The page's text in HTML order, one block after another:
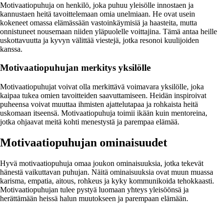
Motivaatiopuhuja on henkilö, joka puhuu yleisölle innostaen ja
kannustaen heitä tavoittelemaan omia unelmiaan. He ovat usein
kokeneet omassa elämässään vastoinkäymisiä ja haasteita, mutta
onnistuneet nousemaan niiden yläpuolelle voittajina. Tämä antaa heille
uskottavuutta ja kyvyn välittää viestejä, jotka resonoi kuulijoiden
kanssa.
Motivaatiopuhujan merkitys yksilölle
Motivaatiopuhujat voivat olla merkittävä voimavara yksilölle, joka
kaipaa tukea omien tavoitteiden saavuttamiseen. Heidän inspiroivat
puheensa voivat muuttaa ihmisten ajattelutapaa ja rohkaista heitä
uskomaan itseensä. Motivaatiopuhuja toimii ikään kuin mentoreina,
jotka ohjaavat meitä kohti menestystä ja parempaa elämää.
Motivaatiopuhujan ominaisuudet
Hyvä motivaatiopuhuja omaa joukon ominaisuuksia, jotka tekevät
hänestä vaikuttavan puhujan. Näitä ominaisuuksia ovat muun muassa
karisma, empatia, aitous, rohkeus ja kyky kommunikoida tehokkaasti.
Motivaatiopuhujan tulee pystyä luomaan yhteys yleisöönsä ja
herättämään heissä halun muutokseen ja parempaan elämään.